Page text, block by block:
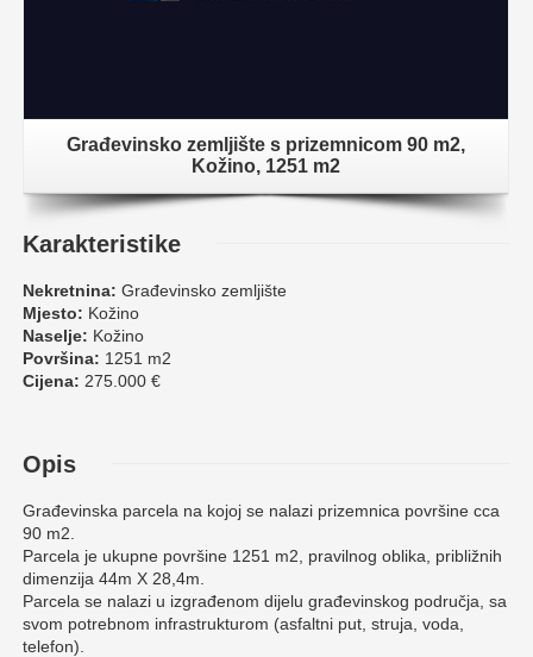
Građevinsko zemljište s prizemnicom 90 m2,
Kožino, 1251 m2
Karakteristike
Nekretnina: Građevinsko zemljište
Mjesto: Kožino
Naselje: Kožino
Površina: 1251 m2
Cijena: 275.000 €
Opis
Građevinska parcela na kojoj se nalazi prizemnica površine cca
90 m2.
Parcela je ukupne površine 1251 m2, pravilnog oblika, približnih
dimenzija 44m X 28,4m.
Parcela se nalazi u izgrađenom dijelu građevinskog područja, sa
svom potrebnom infrastrukturom (asfaltni put, struja, voda,
telefon).